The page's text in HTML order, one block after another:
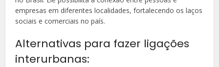
empresas em diferentes localidades, fortalecendo os laços
sociais e comerciais no país.
Alternativas para fazer ligações
interurbanas: